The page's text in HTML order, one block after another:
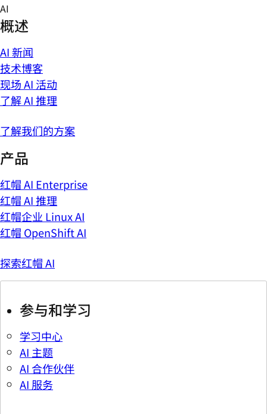
Skip
to
content
AI
概述
AI 新闻
技术博客
现场 AI 活动
了解 AI 推理
了解我们的方案
产品
红帽 AI Enterprise
红帽 AI 推理
红帽企业 Linux AI
红帽 OpenShift AI
探索红帽 AI
参与和学习
学习中心
AI 主题
AI 合作伙伴
AI 服务